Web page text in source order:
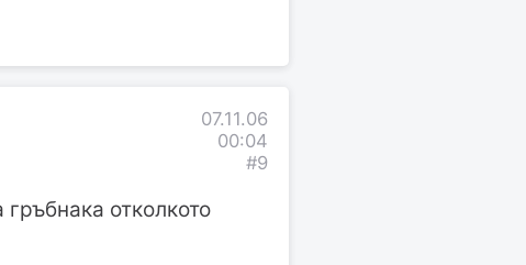
07.11.06
00:04
#9
отколкото